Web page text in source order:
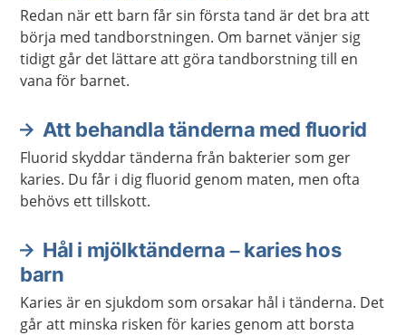
Redan när ett barn får sin första tand är det bra att
börja med tandborstningen. Om barnet vänjer sig
tidigt går det lättare att göra tandborstning till en
vana för barnet.
Att behandla tänderna med fluorid
Fluorid skyddar tänderna från bakterier som ger
karies. Du får i dig fluorid genom maten, men ofta
behövs ett tillskott.
Hål i mjölktänderna – karies hos
barn
Karies är en sjukdom som orsakar hål i tänderna. Det
går att minska risken för karies genom att borsta